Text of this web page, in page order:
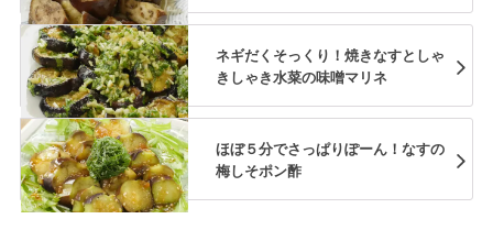
ネギだくそっくり！焼きなすとしゃ
きしゃき水菜の味噌マリネ
ほぼ５分でさっぱりぽーん！なすの
梅しそポン酢